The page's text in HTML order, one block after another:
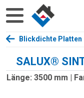
Blickdichte Platten
SALUX®
Länge: 3500 mm |